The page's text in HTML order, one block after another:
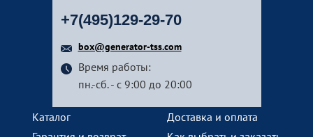
+7(495)129-29-70
box@generator-tss.com
Время работы:
пн.-сб. - с 9:00 до 20:00
Каталог
Доставка и оплата